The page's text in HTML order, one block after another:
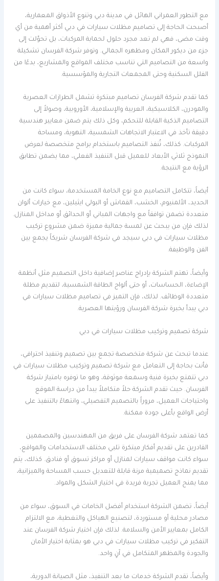
مع التطور العمراني الهائل في مدينة دبي وتنوع الأذواق المعمارية،
أصبحت الحاجة إلى تصاميم مظلات سيارات في دبي أكثر أهمية من أي
وقت مضى، فهي لم تعد مجرد حلول لحماية المركبات، بل تحوّلت إلى
جزء من ديكور المكان ومظهره الجمالي. وتوفر شركة الفرسان تشكيلة
واسعة من التصاميم التي تناسب مختلف المواقع والمشاريع، بدءًا من
الفلل السكنية وحتى المجمعات التجارية والمؤسسية.
كما تقدم شركة الفرسان تصاميم مبتكرة تشمل الطرازات العصرية
والمودرن، الكلاسيكية، العربية والإسلامية، الأوروبية، وصولاً إلى
التصاميم الذكية القابلة للتحكم، وكل ذلك يتم ضمن معايير هندسية
دقيقة تأخذ في الاعتبار الاتجاهات الشمسية، التهوية، ومساحة
المركبات. كذلك، تُنفذ التصاميم باستخدام برامج متخصصة لعرض
النموذج ثلاثي الأبعاد للعميل قبل التنفيذ الفعلي، مما يضمن تطابق
الرؤية مع النتيجة.
أيضاً، تتكامل التصاميم مع نوع الخامة المستخدمة، سواء كانت من
الحديد، الألمنيوم، الخشب، القماش أو البولي ايثيلين، مع خيارات ألوان
متعددة تضمن توافقاً مع واجهات المباني أو الحدائق أو مداخل المنازل.
لذلك فإن من يبحث عن لمسة جمالية مميزة ضمن مشروع تركيب
مظلات سيارات في دبي سيجد في شركة الفرسان شريكاً يجمع بين
الفن والوظيفة.
وأيضاً، تهتم الشركة بإدراج عناصر إضافية داخل التصميم مثل أنظمة
الإضاءة، الحساسات، أو حتى ألواح الطاقة الشمسية، لتقديم مظلة
متعددة الوظائف. لذلك، فإن التميز في تصاميم مظلات سيارات في
دبي يبدأ بخبرة شركة الفرسان ورؤيتها العصرية.
شركة تصميم وتركيب مظلات سيارات في دبي
عندما تبحث عن شركة متخصصة تجمع بين تصميم وتنفيذ احترافي،
فأنت بحاجة إلى التعامل مع شركة تصميم وتركيب مظلات سيارات في
دبي تتمتع بخبرة فنية وسمعة موثوقة، وهو ما توفره بامتياز شركة
الفرسان. حيث تقدم الشركة حلاً متكاملاً يبدأ من دراسة الموقع
واحتياجات العميل، مروراً بالتصميم التفصيلي، وانتهاءً بالتنفيذ على
أرض الواقع بأعلى جودة ممكنة.
كما تعتمد شركة الفرسان على فريق من المهندسين والمصممين
القادرين على تقديم أفكار مبتكرة تلبي مختلف الاستخدامات والمواقع،
سواء كانت مواقف سيارات لمنازل أو مراكز تسوق أو فنادق. كذلك، يتم
تقديم نماذج تصميمية مرنة قابلة للتعديل حسب المساحة والميزانية،
مما يمنح العميل تجربة فريدة في اختيار الشكل والمواد.
أيضاً، تضمن الشركة استخدام أفضل الخامات في السوق، سواء من
مصادر محلية أو مستوردة، لتصنيع الهياكل والتغطية، مع الالتزام
الكامل بمعايير الأمن والسلامة. لذلك فإن اختيار شركة الفرسان عند
التفكير في تركيب مظلات سيارات في دبي هو بمثابة اختيار الأمان
والجودة والمظهر المتكامل في آنٍ واحد.
وأيضاً، تقدم الشركة خدمات ما بعد التنفيذ، مثل الصيانة الدورية،